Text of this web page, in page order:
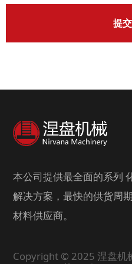
提
本公司提供最全面的系列
解决方案，最快的供货周
材料供应商。
Copyright © 2025 涅盘机